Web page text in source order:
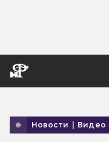
Новости | Видео